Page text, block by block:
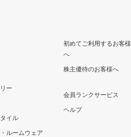
ー
イル
ルームウェア
初めてご利用するお客様
へ
株主優待のお客様へ
会員ランクサービス
ヘルプ